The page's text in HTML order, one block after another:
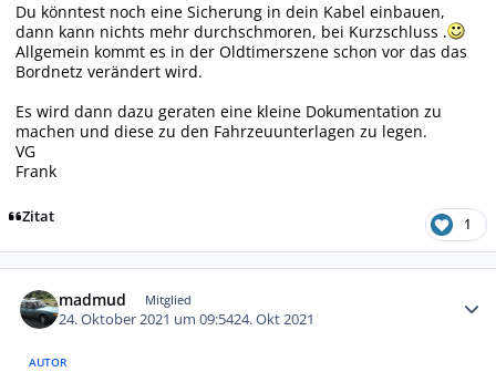
Du könntest noch eine Sicherung in dein Kabel einbauen,
dann kann nichts mehr durchschmoren, bei Kurzschluss .
Allgemein kommt es in der Oldtimerszene schon vor das das
Bordnetz verändert wird.
Es wird dann dazu geraten eine kleine Dokumentation zu
machen und diese zu den Fahrzeuunterlagen zu legen.
VG
Frank
Zitat 1
madmud Mitglied
24. Oktober 2021 um 09:5424. Okt 2021
AUTOR